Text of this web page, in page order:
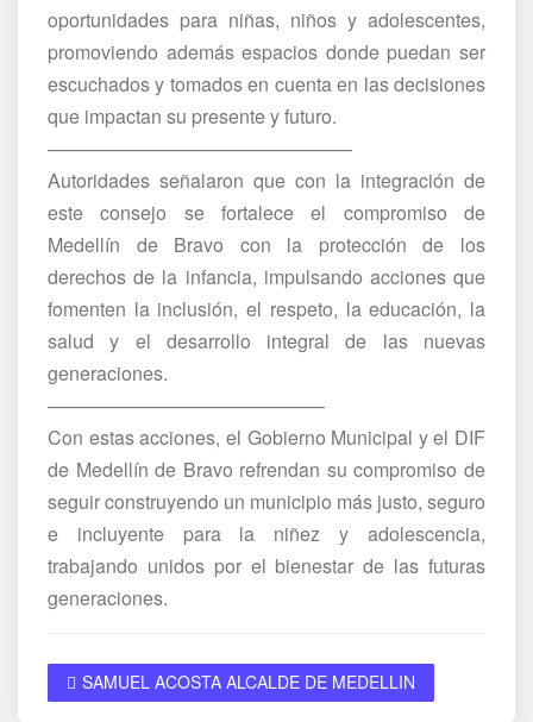
oportunidades para niñas, niños y adolescentes,
promoviendo además espacios donde puedan ser
escuchados y tomados en cuenta en las decisiones
que impactan su presente y futuro.
————————————————
Autoridades señalaron que con la integración de
este consejo se fortalece el compromiso de
Medellín de Bravo con la protección de los
derechos de la infancia, impulsando acciones que
fomenten la inclusión, el respeto, la educación, la
salud y el desarrollo integral de las nuevas
generaciones.
——————————————–
Con estas acciones, el Gobierno Municipal y el DIF
de Medellín de Bravo refrendan su compromiso de
seguir construyendo un municipio más justo, seguro
e incluyente para la niñez y adolescencia,
trabajando unidos por el bienestar de las futuras
generaciones.
SAMUEL ACOSTA ALCALDE DE MEDELLIN